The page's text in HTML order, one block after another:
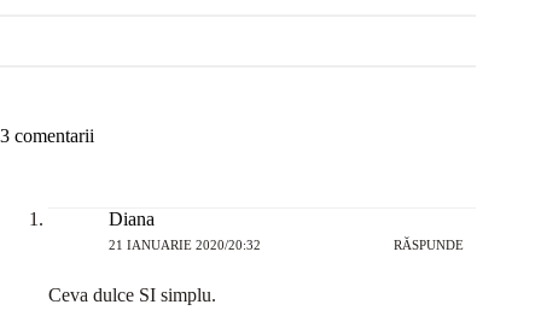
3 comentarii
Diana
21 IANUARIE 2020/20:32 RĂSPUNDE
Ceva dulce SI simplu.